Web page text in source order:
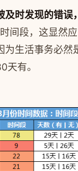
时发现的错误，
间段，这显然
生活事务必然
天有。